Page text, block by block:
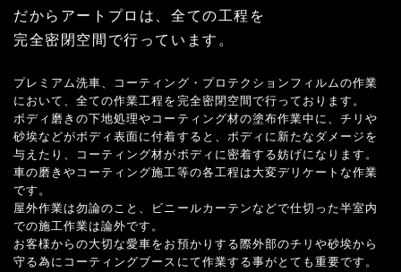
だからアートプロは、全ての工程を
完全密閉空間で行っています。
プレミアム洗車、コーティング・プロテクションフィルムの作業
において、全ての作業工程を完全密閉空間で行っております。
ボディ磨きの下地処理やコーティング材の塗布作業中に、チリや
砂埃などがボディ表面に付着すると、ボディに新たなダメージを
与えたり、コーティング材がボディに密着する妨げになります。
車の磨きやコーティング施工等の各工程は大変デリケートな作業
です。
屋外作業は勿論のこと、ビニールカーテンなどで仕切った半室内
での施工作業は論外です。
お客様からの大切な愛車をお預かりする際外部のチリや砂埃から
守る為にコーティングブースにて作業する事がとても重要です。